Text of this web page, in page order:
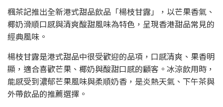
楓茶記推出全新港式甜品飲品「楊枝甘露」，以芒果香氣、
椰奶滑順口感與清爽酸甜風味為特色，呈現香港甜品常見的
經典風味。
楊枝甘露是港式甜品中很受歡迎的品項，口感清爽、果香明
顯，適合喜歡芒果、椰奶與酸甜口感的顧客。冰涼飲用時，
能感受到濃郁芒果風味與柔順奶香，是炎熱天氣、下午茶與
外帶飲品的推薦選擇。